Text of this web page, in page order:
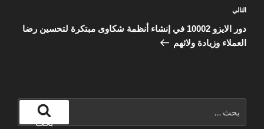
المقالة
التالية
التالي
دور الايزو 10002 في إنشاء أنظمة شكاوى مبتكرة لتحسين رضا
العملاء وزيادة ولائهم
عن:
بحث